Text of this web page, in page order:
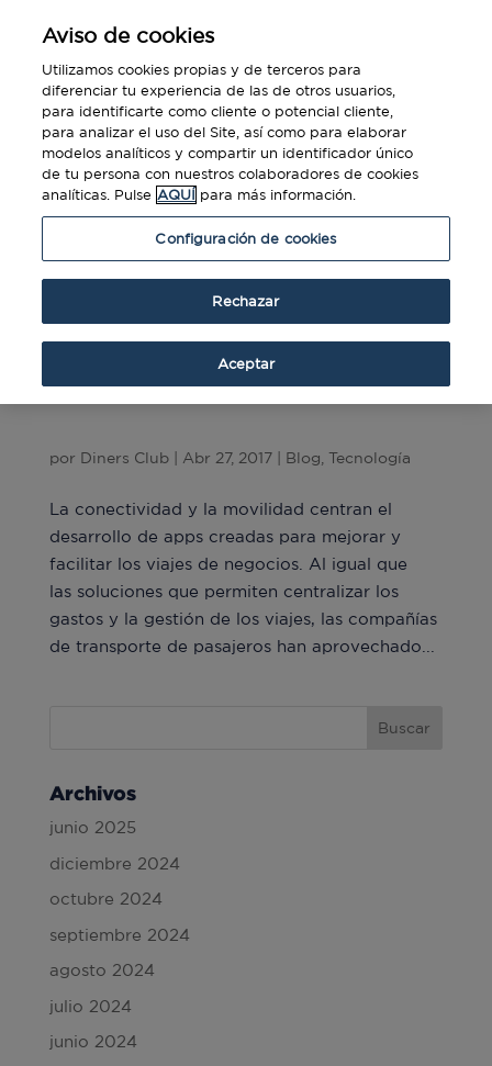
por Diners Club| Abr 27, 2017| Blog, Tecnología
La conectividad y la movilidad centran el
desarrollo de apps creadas para mejorar y
facilitar los viajes de negocios. Al igual que
las soluciones que permiten centralizar los
gastos y la gestión de los viajes, las compañías
de transporte de pasajeros han aprovechado...
Archivos
junio 2025
diciembre 2024
octubre 2024
septiembre 2024
agosto 2024
julio 2024
junio 2024
Aviso de cookies
Utilizamos cookies propias y de terceros para
diferenciar tu experiencia de las de otros usuarios,
para identificarte como cliente o potencial cliente,
para analizar el uso del Site, así como para elaborar
modelos analíticos y compartir un identificador único
de tu persona con nuestros colaboradores de cookies
analíticas. Pulse AQUÍ para más información.
Configuración de cookies
Rechazar
Aceptar